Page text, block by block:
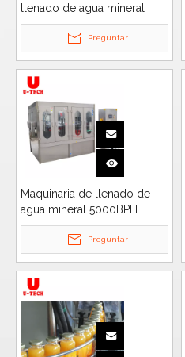
llenado de agua mineral
2000BPH
Preguntar
Maquinaria de llenado de
agua mineral 5000BPH
Preguntar